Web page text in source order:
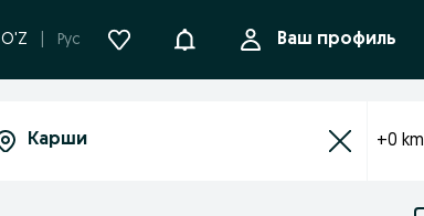
O'Z Рус УведомленияВаш профиль
+0 km